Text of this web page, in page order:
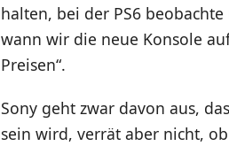
halten, bei der PS6
wann wir die neue Konsole
Preisen“.
Sony geht zwar davon aus,
sein wird, verrät aber nicht,